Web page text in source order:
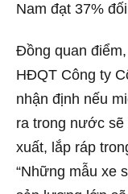
Nam đạt 37%
Đồng quan
HĐQT Công ty
nhận định nếu
ra trong nước sẽ
xuất, lắp ráp
“Những mẫu xe